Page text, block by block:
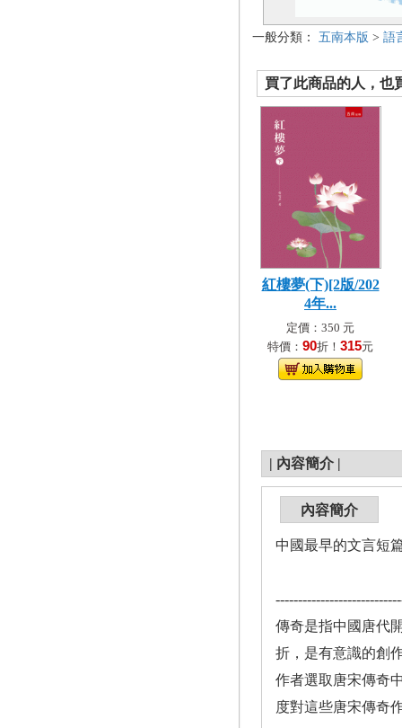
一般分類： 五南本版 > 語
買了此商品的人，也
紅樓夢(下)[2版/202
4年...
定價：350 元
特價： 90折！ 315元
| 內容簡介 |
內容簡介
中國最早的文言短
傳奇是指中國唐代
折，是有意識的創
作者選取唐宋傳奇
度對這些唐宋傳奇